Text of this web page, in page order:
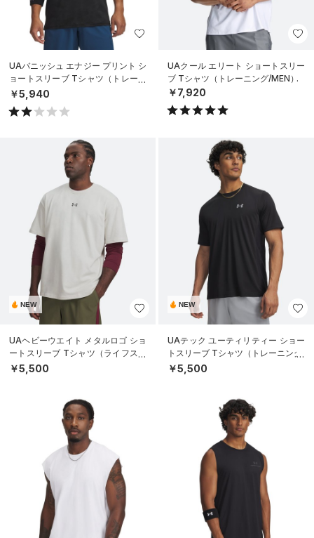
UAバニッシュ エナジー プリント シ
ョートスリーブ Tシャツ（トレーニ
ング/MEN）
￥5,940
UAクール エリート ショートスリー
ブ Tシャツ（トレーニング/MEN）
￥7,920
NEW
UAヘビーウエイト メタルロゴ ショ
ートスリーブ Tシャツ（ライフスタ
イル/MEN）
￥5,500
NEW
UAテック ユーティリティー ショー
トスリーブ Tシャツ（トレーニング/
MEN）
￥5,500